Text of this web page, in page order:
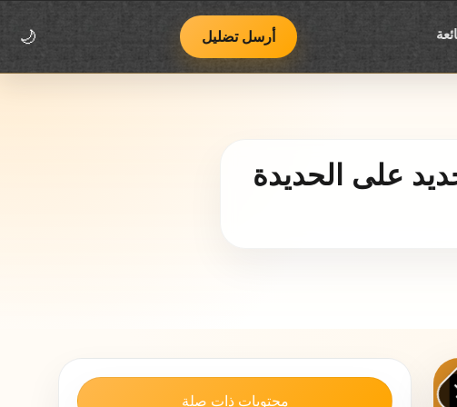
فريق يوب يوبمنهجية العمل وسياسة التصحيح
أرسل تضليل 🌙
على الحديدة